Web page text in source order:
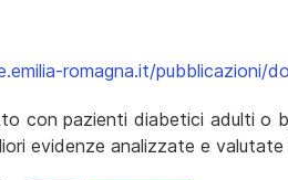
romagna.it/pubblicazioni/
con pazienti diabetici adulti o
evidenze analizzate e